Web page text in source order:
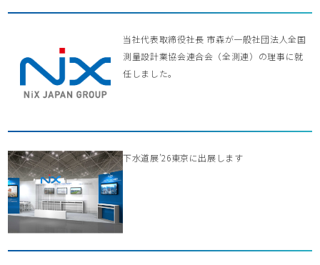
当社代表取締役社長 市森が一般社団法人全国
測量設計業協会連合会（全測連）の理事に就
任しました。
下水道展’26東京に出展します